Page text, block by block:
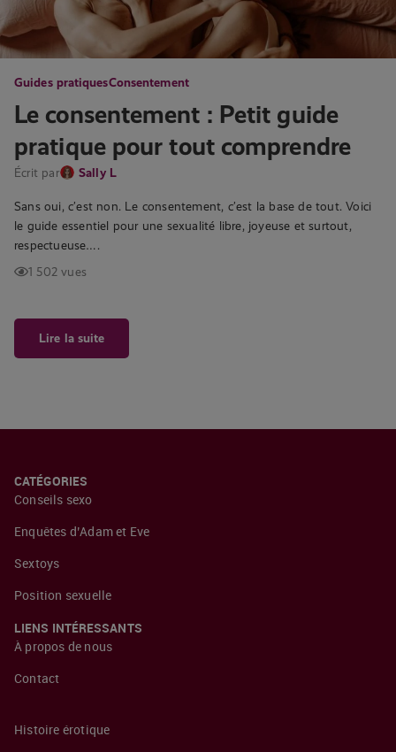
Guides pratiquesConsentement
Le consentement : Petit guide
pratique pour tout comprendre
Écrit par Sally L
Sans oui, c’est non. Le consentement, c’est la base de tout. Voici
le guide essentiel pour une sexualité libre, joyeuse et surtout,
respectueuse….
1 502 vues
Lire la suite
CATÉGORIES
Conseils sexo
Enquêtes d’Adam et Eve
Sextoys
Position sexuelle
LIENS INTÉRESSANTS
À propos de nous
Contact
Histoire érotique